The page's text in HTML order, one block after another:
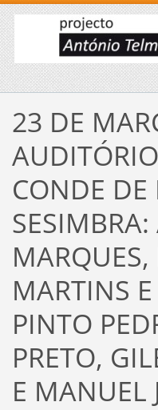
23 DE
CONDE DE
MARQUES,
MARTINS
PINTO
PRETO,
E MANUEL